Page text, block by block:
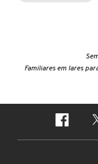
Familiares em lares